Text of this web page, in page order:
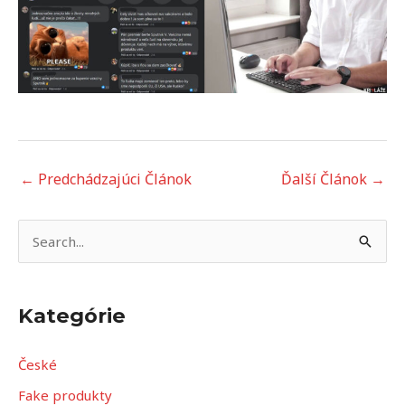
← Predchádzajúci Článok Ďalší Článok →
ľ
a
Kategórie
České
Fake produkty